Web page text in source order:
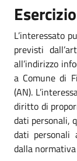
L’interessato
previsti
all’indirizzo
a Comune di
(AN).
diritto di
dati personali,
dati personali
dalla